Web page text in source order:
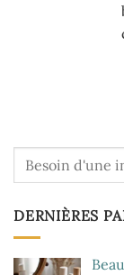
DERNIÈRES